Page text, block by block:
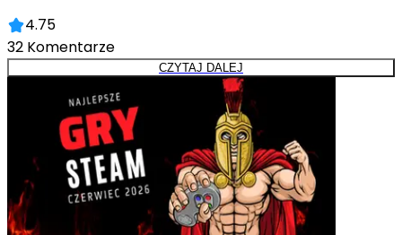
4.75
32 Komentarze
CZYTAJ DALEJ